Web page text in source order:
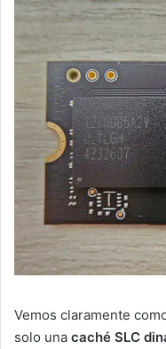
Vemos claramente
solo una caché SLC